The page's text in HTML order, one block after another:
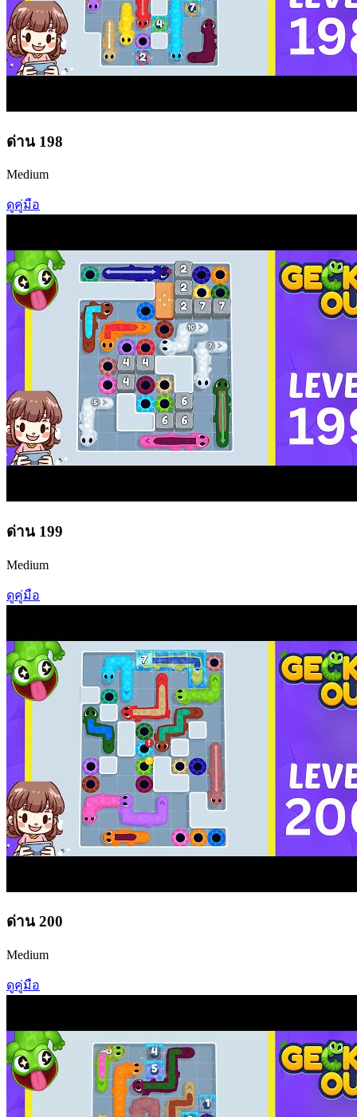
ด่าน 198
Medium
ดูคู่มือ
ด่าน 199
Medium
ดูคู่มือ
ด่าน 200
Medium
ดูคู่มือ